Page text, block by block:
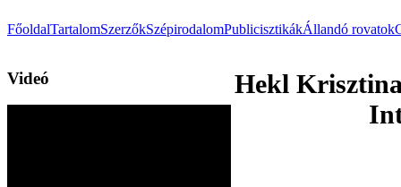
FőoldalTartalomSzerzőkSzépirodalomPublicisztikákÁllandó rovatok
Videó
Hekl